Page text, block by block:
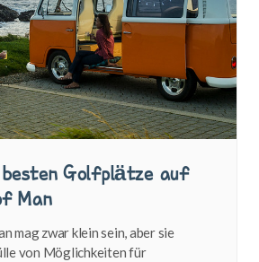
besten Golfplätze auf
Man
mag zwar klein sein, aber sie
von Möglichkeiten für